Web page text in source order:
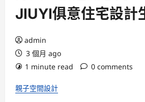
JIUYI俱意住宅設計
admin
3 個月 ago
1 minute read
0 comments
親子空間設計